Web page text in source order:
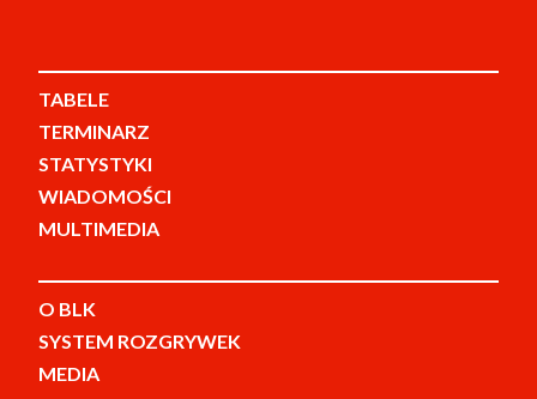
TABELE
TERMINARZ
STATYSTYKI
WIADOMOŚCI
MULTIMEDIA
O BLK
SYSTEM ROZGRYWEK
MEDIA